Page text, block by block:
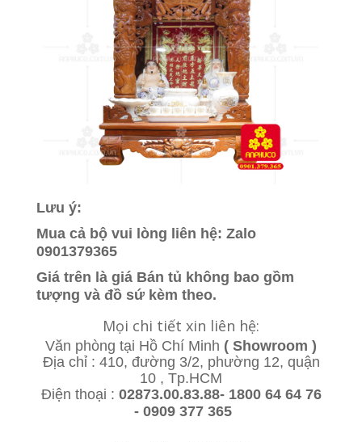
Lưu ý:
Mua cả bộ vui lòng liên hệ: Zalo
0901379365
Giá trên là giá Bán tủ không bao gồm
tượng và đồ sứ kèm theo.
Mọi chi tiết xin liên hệ:
Văn phòng tại Hồ Chí Minh ( Showroom )
Địa chỉ : 410, đường 3/2, phường 12, quận
10 , Tp.HCM
Điện thoại : 02873.00.83.88- 1800 64 64 76
- 0909 377 365